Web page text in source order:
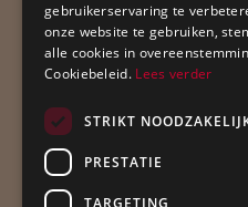
ApollBouw is lid van
gebruikerservaring te
onze website te gebruiken,
alle cookies in
Cookiebeleid. Lees verder
STRIKT
PRESTATIE
TARGETING